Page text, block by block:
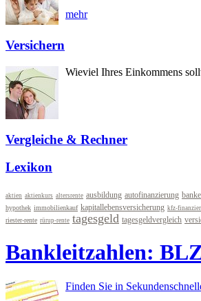
mehr
Versichern
Wieviel Ihres Einkommens
Vergleiche & Rechner
Lexikon
aktien aktienkurs altersrente ausbildung autofinanzierung
hypothek immobilienkauf kapitallebensversicherung kfz-
riester-rente rürup-rente tagesgeld tagesgeldvergleich
Bankleitzahlen:
Finden Sie in